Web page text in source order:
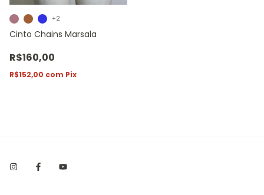
Cinto Chains Marsala
R$160,00
R$152,00 com Pix
+2